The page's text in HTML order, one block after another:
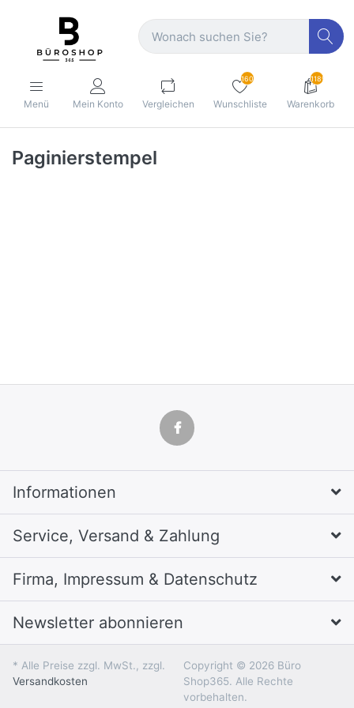
Menü Mein Konto Vergleichen
160
Wunschliste
1189
Warenkorb
Paginierstempel
Informationen
Service, Versand & Zahlung
Firma, Impressum & Datenschutz
Newsletter abonnieren
* Alle Preise zzgl. MwSt., zzgl.
Versandkosten
Copyright © 2026 Büro
Shop365. Alle Rechte
vorbehalten.